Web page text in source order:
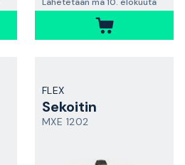
FLEX
Sekoitin
MXE 1202